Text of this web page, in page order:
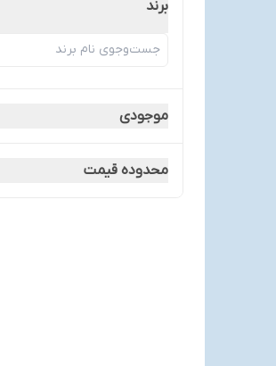
برند
موجودی
محدوده قیمت